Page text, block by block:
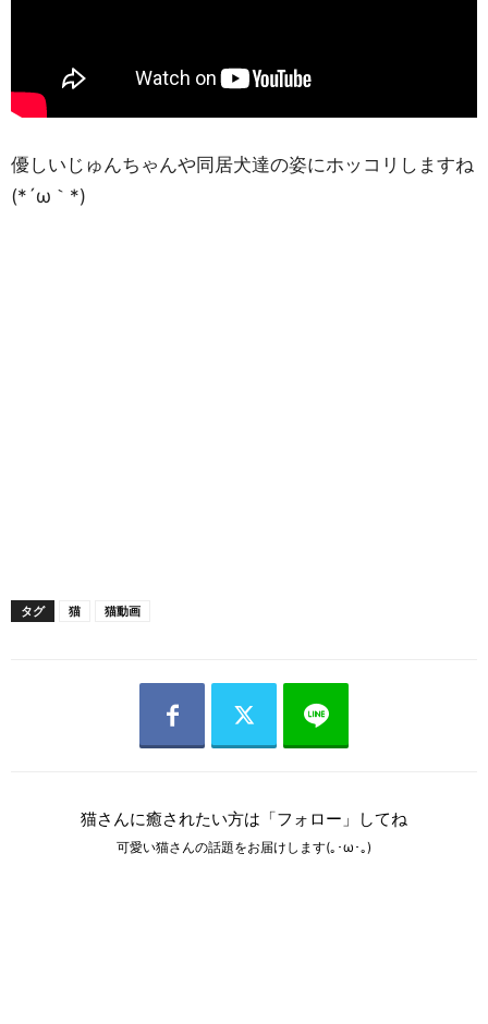
優しいじゅんちゃんや同居犬達の姿にホッコリしますね
(*´ω｀*)
タグ 猫 猫動画
猫さんに癒されたい方は「フォロー」してね
可愛い猫さんの話題をお届けします(｡･ω･｡)